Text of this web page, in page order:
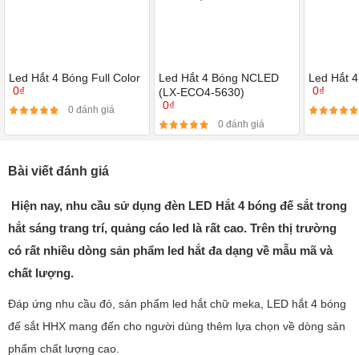
Led Hắt 4 Bóng Full Color
0₫
0 đánh giá
Led Hắt 4 Bóng NCLED
(LX-ECO4-5630)
0₫
0 đánh giá
Led Hắt
0₫
Bài viết đánh giá
Hiện nay, nhu cầu sử dụng đèn LED Hắt 4 bóng đế sắt trong
hắt sáng trang trí, quảng cáo led là rất cao. Trên thị trường
có rất nhiều dòng sản phẩm led hắt đa dạng về mẫu mã và
chất lượng.
Đáp ứng nhu cầu đó, sản phẩm led hắt chữ meka, LED hắt 4 bóng
đế sắt HHX mang đến cho người dùng thêm lựa chọn về dòng sản
phẩm chất lượng cao.